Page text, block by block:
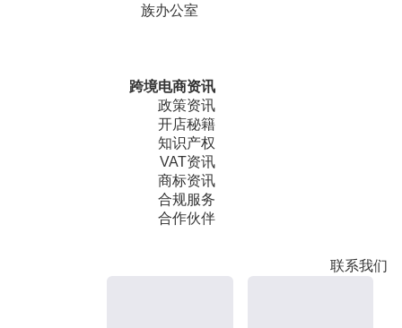
族办公室
跨境电商资讯
政策资讯
开店秘籍
知识产权
VAT资讯
商标资讯
合规服务
合作伙伴
联系我们